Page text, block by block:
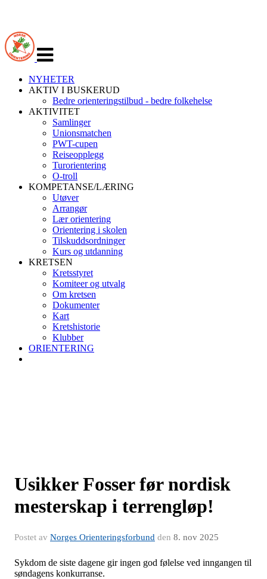
navigasjon
NYHETER
AKTIV I BUSKERUD
Bedre orienteringstilbud - bedre folkehelse
AKTIVITET
Samlinger
Unionsmatchen
PWT-cupen
Reiseopplegg
Turorientering
O-troll
KOMPETANSE/LÆRING
Utøver
Arrangør
Lær orientering
Orientering i skolen
Tilskuddsordninger
Kurs og utdanning
KRETSEN
Kretsstyret
Komiteer og utvalg
Om kretsen
Dokumenter
Kart
Kretshistorie
Klubber
ORIENTERING
Usikker Fosser før nordisk
mesterskap i terrengløp!
Postet av Norges Orienteringsforbund den 8. nov 2025
Sykdom de siste dagene gir ingen god følelse ved inngangen til
søndagens konkurranse.